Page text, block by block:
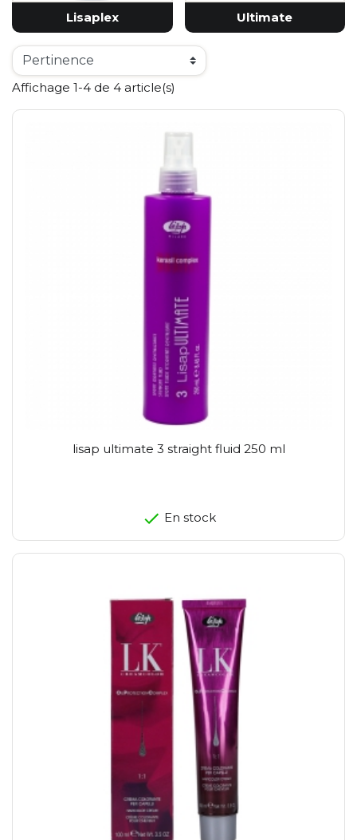
Lisaplex Ultimate
Affichage 1-4 de 4 article(s)
lisap ultimate 3 straight fluid 250 ml
En stock